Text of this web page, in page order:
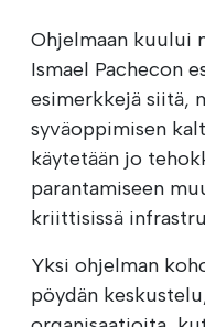
Ohjelmaan kuului
Ismael Pachecon
esimerkkejä siitä,
syväoppimisen
käytetään jo
parantamiseen
kriittisissä
Yksi ohjelman
pöydän